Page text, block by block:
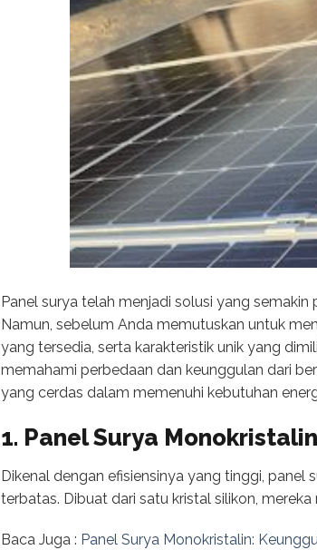
Panel surya telah menjadi solusi yang
Namun, sebelum Anda memutuskan untuk
yang tersedia, serta karakteristik unik yang
memahami perbedaan dan keunggulan dari
yang cerdas dalam memenuhi kebutuhan
1. Panel Surya
Dikenal dengan efisiensinya yang tinggi,
terbatas. Dibuat dari satu kristal silikon,
Baca Juga : Panel Surya Monokristalin: